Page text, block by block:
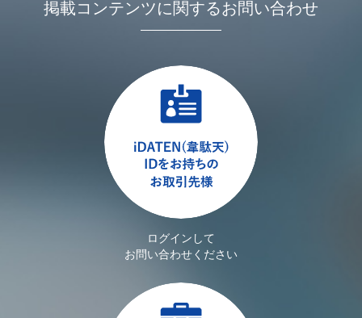
掲載コンテンツに関するお問い合わせ
ログインして
お問い合わせください